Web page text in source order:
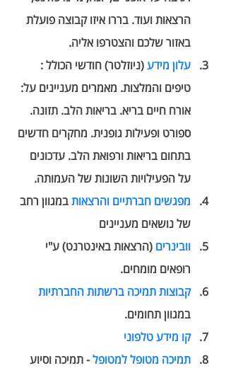
הרצאות ועוד. בררו איזו קבוצה פועלת
באזור שלכם והצטרפו אליה.
עלון מידע (ניוזלטר) חודשי הכולל :
טיפים והמלצות. מאמרים מעניינים על:
אורח חיים בריא. בריאות הלב. תזונה.
ספורט ופעילות גופנית. מחקרים חדשים
בתחום בריאות ורפואת הלב. עדכונים
על הפעילויות השונות של העמותה.
מפגשים חברתיים והרצאות במגוון רחב
של נושאים מעניינים
וובינרים (הרצאות באינטרנט) ע"י
רופאים מומחים.
קבוצות תמיכה ברשתות החברתיות
במגוון תחומים.
קו מידע טלפוני
תמיכה מטופל למטופל - תמיכה וסיוע